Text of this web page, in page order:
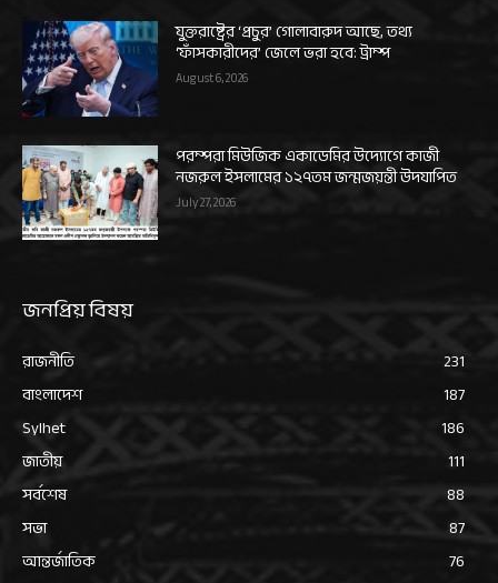
যুক্তরাষ্ট্রের ‘প্রচুর’ গোলাবারুদ আছে, তথ্য
‘ফাঁসকারীদের’ জেলে ভরা হবে: ট্রাম্প
August 6, 2026
পরম্পরা মিউজিক একাডেমির উদ্যোগে কাজী
নজরুল ইসলামের ১২৭তম জন্মজয়ন্তী উদযাপিত
July 27, 2026
জনপ্রিয় বিষয়
রাজনীতি
231
বাংলাদেশ
187
Sylhet
186
জাতীয়
111
সর্বশেষ
88
সভা
87
আন্তর্জাতিক
76